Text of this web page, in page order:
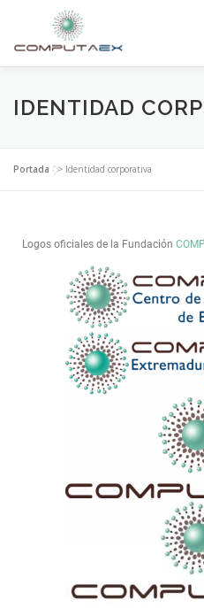
INICIO LA FUNDACIÓN
SUPERCOMPUTACIÓN
IDENTIDAD
Portada >> Identidad corporativa
Logos oficiales de la Fundación